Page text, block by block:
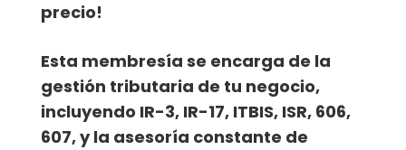
precio!
Esta membresía se encarga de la
gestión tributaria de tu negocio,
incluyendo IR-3, IR-17, ITBIS, ISR, 606,
607, y la asesoría constante de